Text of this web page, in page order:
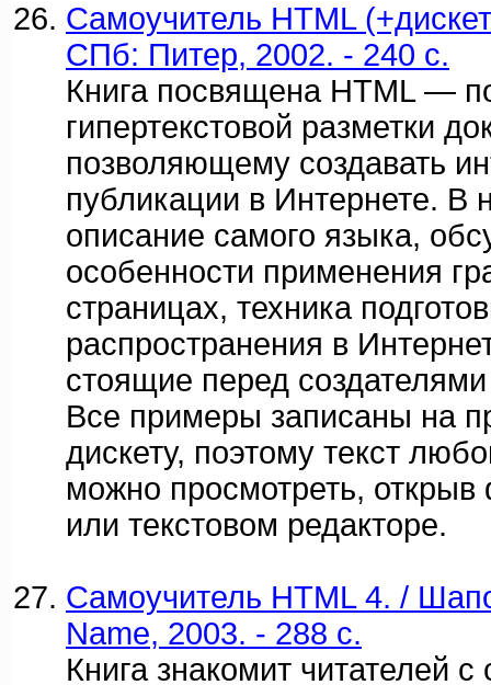
Самоучитель HTML
СПб: Питер, 2002. - 240 с.
Книга посвящена HTML —
гипертекстовой разметки
позволяющему создавать
публикации в Интернете. В
описание самого языка,
особенности применения
страницах, техника
распространения в
стоящие перед
Все примеры записаны на
дискету, поэтому текст
можно просмотреть,
или текстовом редакторе.
Самоучитель HTML 4. /
Name, 2003. - 288 c.
Книга знакомит читателей